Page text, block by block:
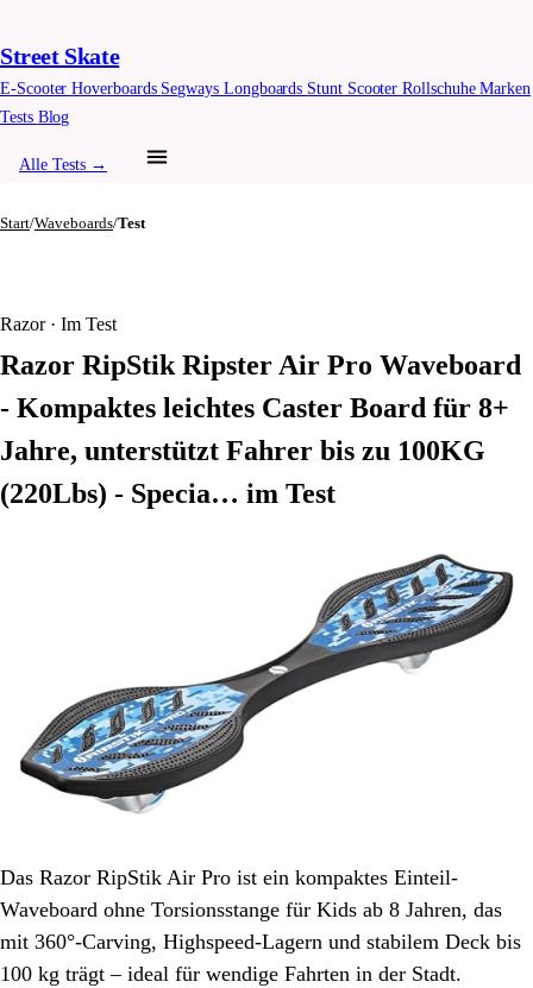
Street Skate
E-ScooterHoverboards Segways Longboards Stunt ScooterRollschuheMarken
Tests Blog
Alle Tests →
Start/Waveboards/Test
Razor · Im Test
Razor RipStik Ripster Air Pro Waveboard
- Kompaktes leichtes Caster Board für 8+
Jahre, unterstützt Fahrer bis zu 100KG
(220Lbs) - Specia… im Test
Das Razor RipStik Air Pro ist ein kompaktes Einteil-
Waveboard ohne Torsionsstange für Kids ab 8 Jahren, das
mit 360°-Carving, Highspeed-Lagern und stabilem Deck bis
100 kg trägt – ideal für wendige Fahrten in der Stadt.